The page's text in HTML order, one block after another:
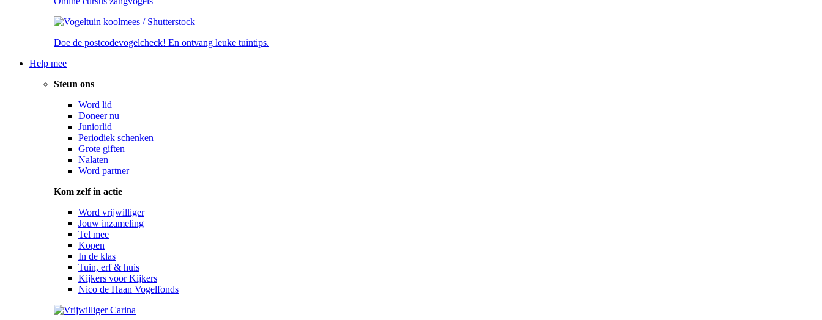
Doe de postcodevogelcheck! En ontvang leuke tuintips.
Help mee
Steun ons
Word lid
Doneer nu
Juniorlid
Periodiek schenken
Grote giften
Nalaten
Word partner
Kom zelf in actie
Word vrijwilliger
Jouw inzameling
Tel mee
Kopen
In de klas
Tuin, erf & huis
Kijkers voor Kijkers
Nico de Haan Vogelfonds